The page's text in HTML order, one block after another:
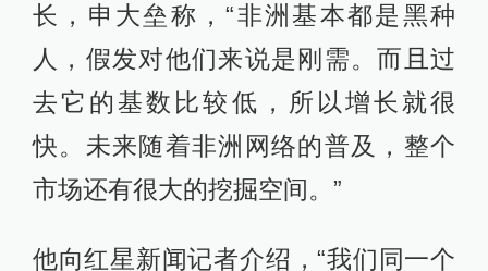
长，申大垒称，“非洲基本都是黑种
人，假发对他们来说是刚需。而且过
去它的基数比较低，所以增长就很
快。未来随着非洲网络的普及，整个
市场还有很大的挖掘空间。”
他向红星新闻记者介绍，“我们同一个